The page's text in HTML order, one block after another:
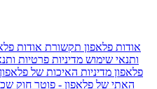
אודות פלאפון תקשורת אודות
ותנאי שימוש מדיניות פרטיות
פלאפון מדיניות האיכות של
האתי של פלאפון - פוטר חוק